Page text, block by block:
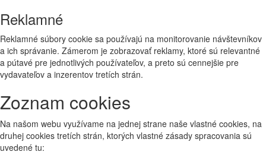
Reklamné
Reklamné súbory cookie sa používajú na monitorovanie návštevníkov
a ich správanie. Zámerom je zobrazovať reklamy, ktoré sú relevantné
a pútavé pre jednotlivých používateľov, a preto sú cennejšie pre
vydavateľov a inzerentov tretích strán.
Zoznam cookies
Na našom webu využívame na jednej strane naše vlastné cookies, na
druhej cookies tretích strán, ktorých vlastné zásady spracovania sú
uvedené tu: